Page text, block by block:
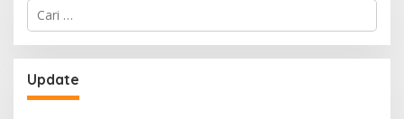
Cari
untuk:
Update